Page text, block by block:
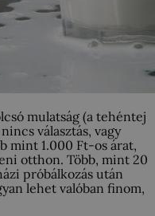
mulatság (a tehéntej
választás, vagy
mint 1.000 Ft-os árat,
otthon. Több, mint 20
próbálkozás után
lehet valóban finom,